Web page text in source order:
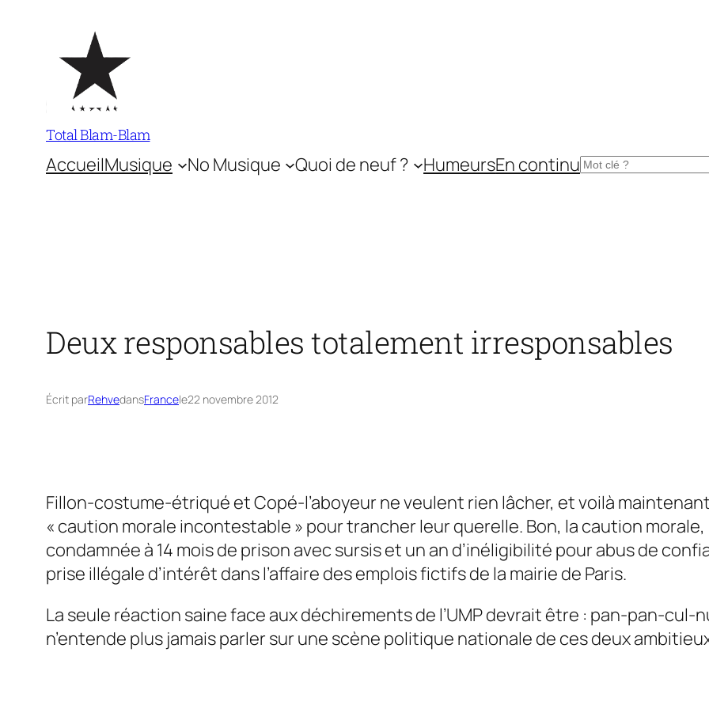
contenu
Total Blam-Blam
AccueilMusique No Musique Quoi de neuf ? HumeursEn continuRechercher
Deux responsables totalement irresponsables
Écrit parRehvedansFrancele22 novembre 2012
Fillon-costume-étriqué et Copé-l’aboyeur ne veulent rien lâcher, et voilà
« caution morale incontestable » pour trancher leur querelle. Bon, la caution
condamnée à 14 mois de prison avec sursis et un an d’inéligibilité pour abus de
prise illégale d’intérêt dans l’affaire des emplois fictifs de la mairie de Paris.
La seule réaction saine face aux déchirements de l’UMP devrait être : pan-pan-cul-
n’entende plus jamais parler sur une scène politique nationale de ces deux